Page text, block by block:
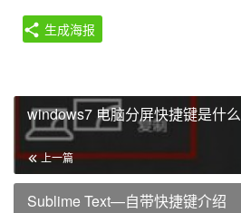
生成海报
windows7 电脑分屏快捷键是什么
上一篇
Sublime Text—自带快捷键介绍